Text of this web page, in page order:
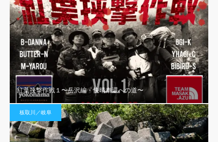
紅葉挟撃作戦１〜岳沢編・快晴奉還への道〜
板取川／岐阜